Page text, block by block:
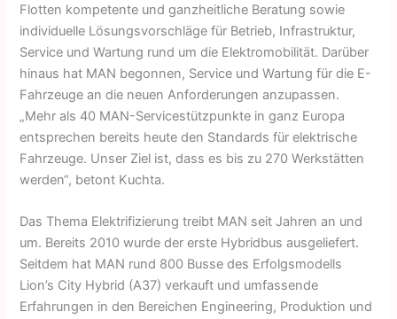
Flotten kompetente und ganzheitliche Beratung sowie
individuelle Lösungsvorschläge für Betrieb, Infrastruktur,
Service und Wartung rund um die Elektromobilität. Darüber
hinaus hat MAN begonnen, Service und Wartung für die E-
Fahrzeuge an die neuen Anforderungen anzupassen.
„Mehr als 40 MAN-Servicestützpunkte in ganz Europa
entsprechen bereits heute den Standards für elektrische
Fahrzeuge. Unser Ziel ist, dass es bis zu 270 Werkstätten
werden“, betont Kuchta.
Das Thema Elektrifizierung treibt MAN seit Jahren an und
um. Bereits 2010 wurde der erste Hybridbus ausgeliefert.
Seitdem hat MAN rund 800 Busse des Erfolgsmodells
Lion’s City Hybrid (A37) verkauft und umfassende
Erfahrungen in den Bereichen Engineering, Produktion und